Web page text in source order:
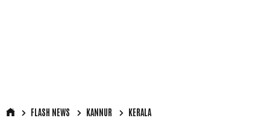
FLASH NEWS KANNUR KERALA